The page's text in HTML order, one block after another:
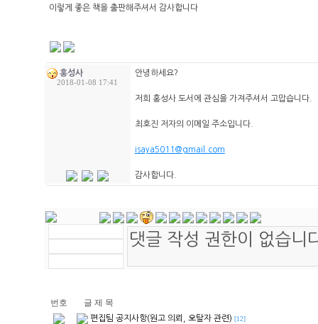
이렇게 좋은 책을 출판해주셔서 감사합니다
홍성사
2018-01-08 17:41
안녕하세요?
저희 홍성사 도서에 관심을 가져주셔서 고맙습니다.
최호진 저자의 이메일 주소입니다.
isaya5011@gmail.com
감사합니다.
번호 글 제 목
편집팀 공지사항(원고 의뢰, 오탈자 관련) [12]